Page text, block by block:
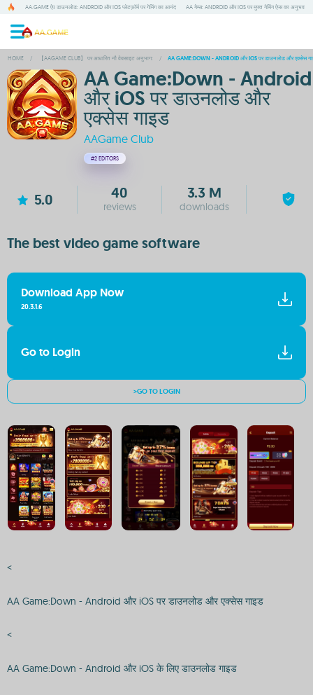
AA.GAME ऐप डाउनलोड: ANDROID और IOS प्लेटफ़ॉर्म पर गेमिंग का आनंद AA गेम्स: ANDROID और IOS पर मुफ्त गेमिंग ऐप्स का अनुभव
HOME / 【AAGAME CLUB】 पर आधारित नौ वेबसाइट अनुभाग: / AA GAME:DOWN - ANDROID और IOS पर डाउनलोड और एक्सेस
AA Game:Down - Android
और iOS पर डाउनलोड और
एक्सेस गाइड
AAGame Club
#2 EDITORS
5.0 40
reviews
3.3 M
downloads
The best video game software
Download App Now
20.3.1.6
Go to Login
>GO TO LOGIN
<
AA Game:Down - Android और iOS पर डाउनलोड और एक्सेस गाइड
<
AA Game:Down - Android और iOS के लिए डाउनलोड गाइड